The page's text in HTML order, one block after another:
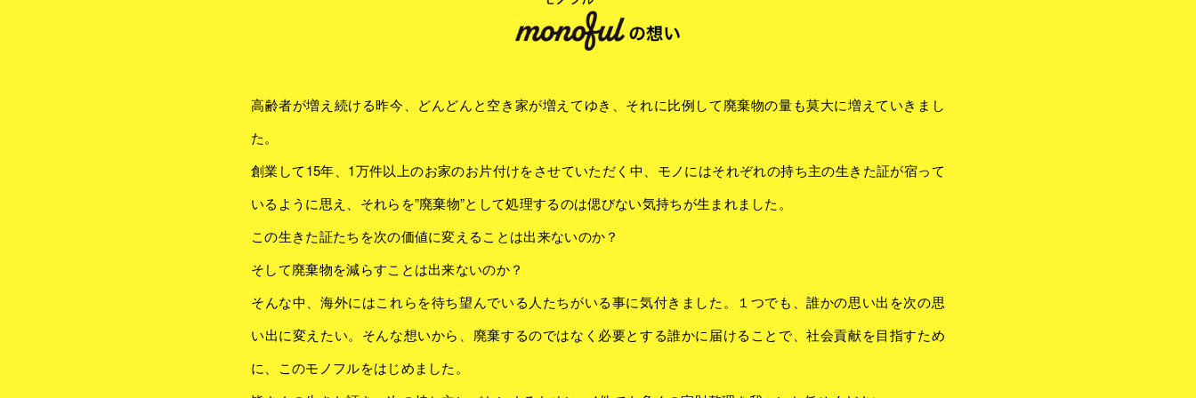
高齢者が増え続ける昨今、どんどんと空き家が増えてゆき、それに比例して廃棄物の量も莫大に増えていきまし
た。
創業して15年、1万件以上のお家のお片付けをさせていただく中、モノにはそれぞれの持ち主の生きた証が宿って
いるように思え、それらを”廃棄物”として処理するのは偲びない気持ちが生まれました。
この生きた証たちを次の価値に変えることは出来ないのか？
そして廃棄物を減らすことは出来ないのか？
そんな中、海外にはこれらを待ち望んでいる人たちがいる事に気付きました。１つでも、誰かの思い出を次の思
い出に変えたい。そんな想いから、廃棄するのではなく必要とする誰かに届けることで、社会貢献を目指すため
に、このモノフルをはじめました。